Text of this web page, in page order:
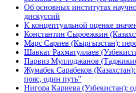
Об основных институтах
дискуссий
К концептуальной оценке
Константин Сыроежкин
Марс Сариев (Кыргызстан):
Шавкат Рахматуллаев
Парвиз Муллоджанов
Жумабек Сарабеков
пояс, один путь"
Нигора Кариева (Узбекистан):